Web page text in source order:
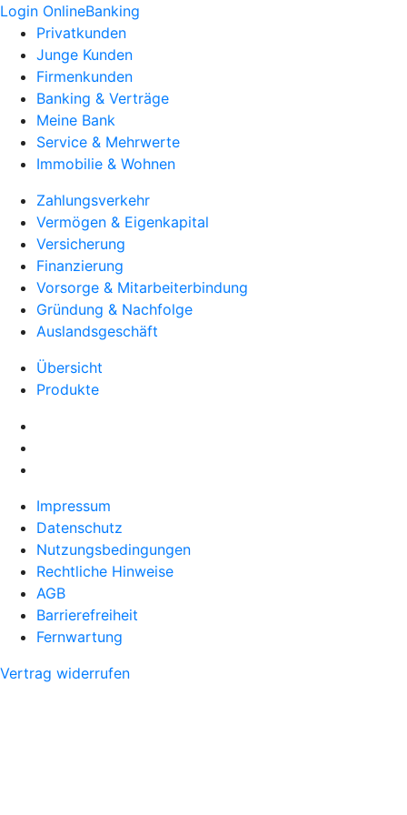
Login OnlineBanking
Privatkunden
Junge Kunden
Firmenkunden
Banking & Verträge
Meine Bank
Service & Mehrwerte
Immobilie & Wohnen
Zahlungsverkehr
Vermögen & Eigenkapital
Versicherung
Finanzierung
Vorsorge & Mitarbeiterbindung
Gründung & Nachfolge
Auslandsgeschäft
Übersicht
Produkte
Impressum
Datenschutz
Nutzungsbedingungen
Rechtliche Hinweise
AGB
Barrierefreiheit
Fernwartung
Vertrag widerrufen